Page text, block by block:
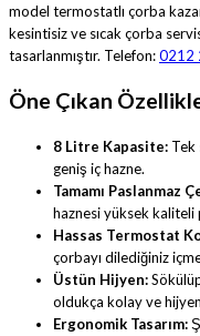
model termostatlı çorba
kesintisiz ve sıcak çorba
tasarlanmıştır. Telefon:0212
Öne Çıkan
8 Litre Kapasite: Tek
geniş iç hazne.
Tamamı Paslanmaz
haznesi yüksek
Hassas Termostat
çorbayı dilediğiniz
Üstün Hijyen:
oldukça kolay ve
Ergonomik Tasarım: